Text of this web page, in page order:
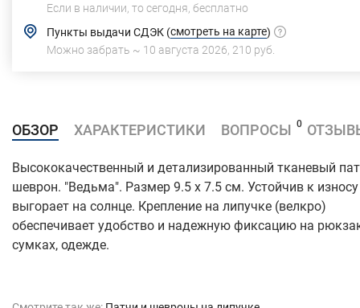
Если в наличии, то сегодня, бесплатно
Пункты выдачи СДЭК (смотреть на карте)
Можно забрать ~ 10 августа 2026 210 руб.
ОБЗОР ХАРАКТЕРИСТИКИ ВОПРОСЫ 0
Высококачественный и детализированный тканевый
шеврон. "Ведьма". Размер 9.5 x 7.5 см. Устойчив к
выгорает на солнце. Крепление на липучке (велкро)
обеспечивает удобство и надежную фиксацию на
сумках, одежде.